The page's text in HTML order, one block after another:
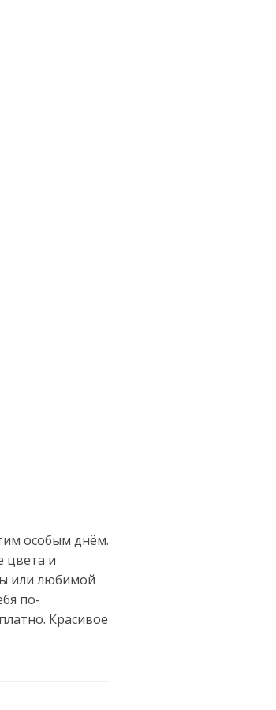
особым днём.
цвета и
или любимой
по-
Красивое